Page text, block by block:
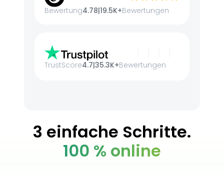
Bewertung4.78|19.5K+Bewertungen
TrustScore4.7|35.3K+Bewertungen
3 einfache Schritte.
100 % online